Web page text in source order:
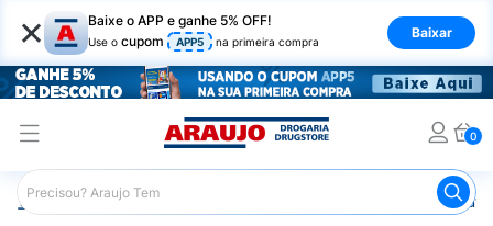
× Baixe o APP e ganhe 5% OFF!
Use o cupom APP5 na primeira compra
Baixar
0
Araujo Saúde e Bem Estar